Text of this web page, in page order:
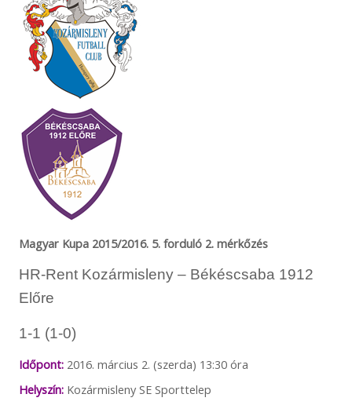
Magyar Kupa 2015/2016. 5. forduló 2. mérkőzés
HR-Rent Kozármisleny – Békéscsaba 1912
Előre
1-1 (1-0)
Időpont:2016. március 2. (szerda) 13:30 óra
Helyszín:Kozármisleny SE Sporttelep